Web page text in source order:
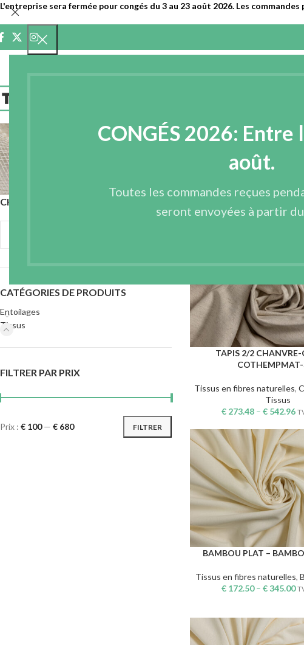
CONGÉS 2026: Entre
août.
Toutes les commandes reçues
seront envoyées à partir
Tissus
CHERCHER
CATÉGORIES DE PRODUITS
Entoilages
Tissus
FILTRER PAR PRIX
FILTRER
Prix : € 100— € 680
CHOIX DES OPTIONS
TAPIS 2/2
Tissus en fibres naturelles,
Tissus
€ 273.48 –€ 542.96
CHOIX DES OPTIONS
BAMBOU PLAT –
Tissus en fibres naturelles,
€ 172.50–€345.00
L'entreprise sera fermée pour congés du 3 au 23 août 2026. Les